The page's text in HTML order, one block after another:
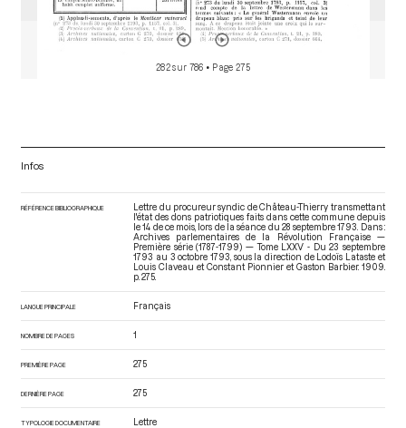
282 sur 786 • Page 275
Infos
RÉFÉRENCE BIBLIOGRAPHIQUE
Lettre du procureur syndic de Château-Thierry transmettant
l'état des dons patriotiques faits dans cette commune depuis
le 14 de ce mois, lors de la séance du 28 septembre 1793. Dans :
Archives parlementaires de la Révolution Française —
Première série (1787-1799) — Tome LXXV - Du 23 septembre
1793 au 3 octobre 1793 , sous la direction de Lodoïs Lataste et
Louis Claveau et Constant Pionnier et Gaston Barbier. 1909.
p. 275.
LANGUE PRINCIPALE Français
NOMBRE DE PAGES 1
PREMIÈRE PAGE 275
DERNIÈRE PAGE 275
TYPOLOGIE DOCUMENTAIRE Lettre